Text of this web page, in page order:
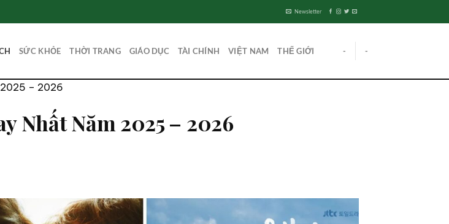
Newsletter
SỨC KHỎE THỜI TRANG GIÁO DỤC TÀI CHÍNH VIỆT NAM THẾ GIỚI - -
2025 – 2026
Nhất Năm 2025 – 2026